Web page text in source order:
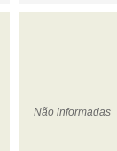
Não informadas